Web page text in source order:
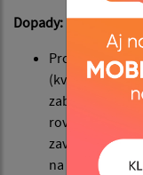
Dopady:
Projekt vyrieši
(kvalita,
zabezpečí
rovnakých
zavádzanie
na legálne